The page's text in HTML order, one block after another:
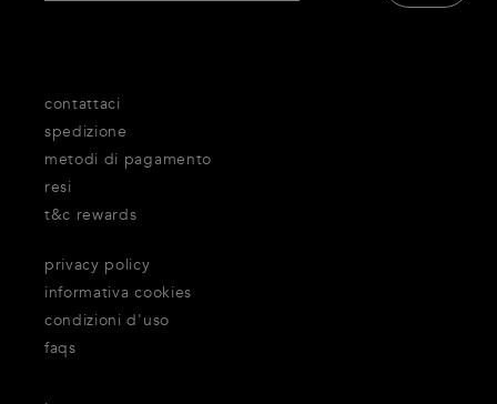
contattaci
spedizione
metodi di pagamento
resi
t&c rewards
privacy policy
informativa cookies
condizioni d'uso
faqs